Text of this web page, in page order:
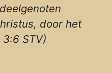
door het
3:6 STV)